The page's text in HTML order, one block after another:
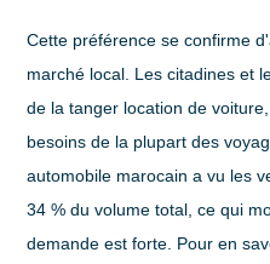
Cette préférence se confirme
marché local. Les citadines et
de latanger location de voiture
besoins de la plupart des
automobile marocain a vu les
34 % du volume total, ce qui
demande est forte. Pour en